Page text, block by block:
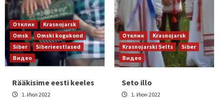
Отклик
Krasnojarsk
Omsk
Omski kogukond
Siber
Siberieestlased
Видео
Rääkisime eesti keeles
1. Июл 2022
Отклик
Krasnojarsk
Krasnojarski Selts
Siber
Видео
Seto illo
1. Июн 2022